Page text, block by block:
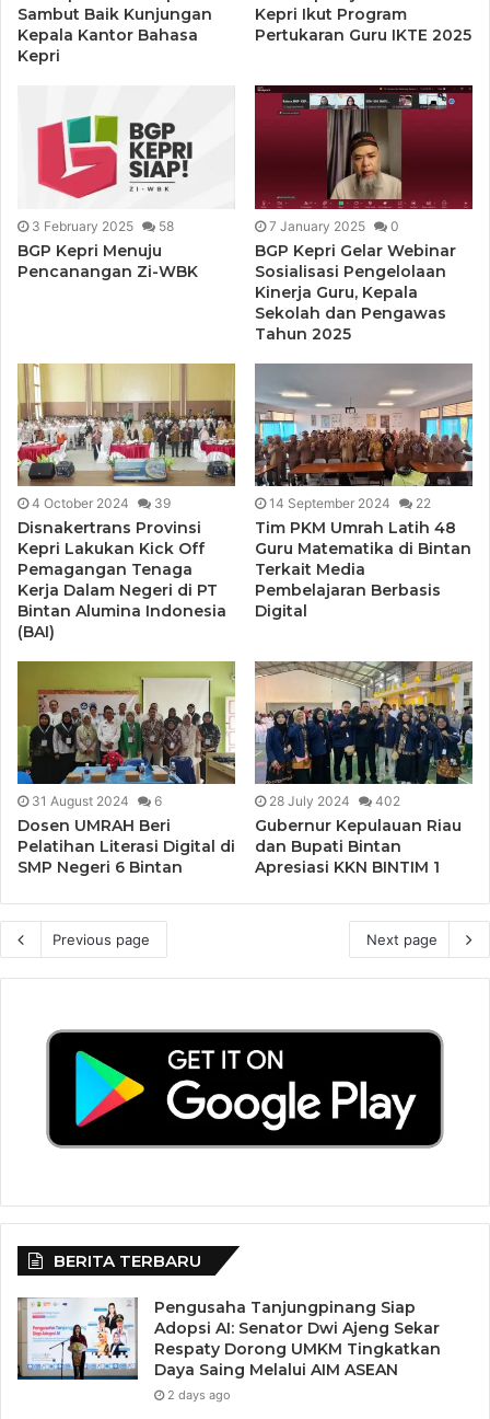
Sambut Baik Kunjungan
Kepala Kantor Bahasa
Kepri
Kepri Ikut Program
Pertukaran Guru IKTE 2025
3 February 2025 58
BGP Kepri Menuju
Pencanangan Zi-WBK
7 January 2025 0
BGP Kepri Gelar Webinar
Sosialisasi Pengelolaan
Kinerja Guru, Kepala
Sekolah dan Pengawas
Tahun 2025
4 October 2024 39
Disnakertrans Provinsi
Kepri Lakukan Kick Off
Pemagangan Tenaga
Kerja Dalam Negeri di PT
Bintan Alumina Indonesia
(BAI)
14 September 2024 22
Tim PKM Umrah Latih 48
Guru Matematika di Bintan
Terkait Media
Pembelajaran Berbasis
Digital
31 August 2024 6
Dosen UMRAH Beri
Pelatihan Literasi Digital di
SMP Negeri 6 Bintan
28 July 2024 402
Gubernur Kepulauan Riau
dan Bupati Bintan
Apresiasi KKN BINTIM 1
Previous page Next page
BERITA TERBARU
Pengusaha Tanjungpinang Siap
Adopsi AI: Senator Dwi Ajeng Sekar
Respaty Dorong UMKM Tingkatkan
Daya Saing Melalui AIM ASEAN
2 days ago